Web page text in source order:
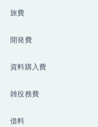
旅費
開発費
資料購入費
雑役務費
借料